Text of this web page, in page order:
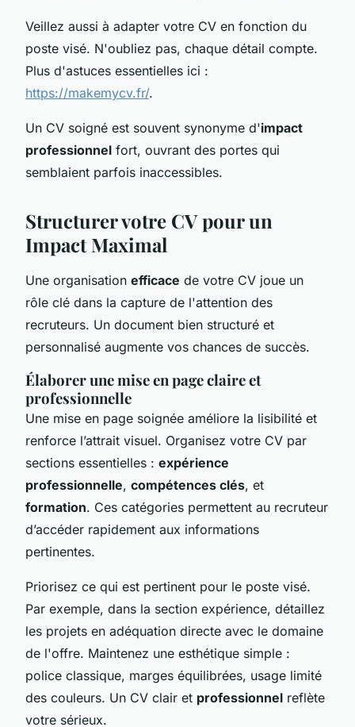
Veillez aussi à adapter votre CV en fonction du
poste visé. N'oubliez pas, chaque détail compte.
Plus d'astuces essentielles ici :
https://makemycv.fr/.
Un CV soigné est souvent synonyme d'impact
professionnel fort, ouvrant des portes qui
semblaient parfois inaccessibles.
Structurer votre CV pour un
Impact Maximal
Une organisation efficace de votre CV joue un
rôle clé dans la capture de l'attention des
recruteurs. Un document bien structuré et
personnalisé augmente vos chances de succès.
Élaborer une mise en page claire et
professionnelle
Une mise en page soignée améliore la lisibilité et
renforce l’attrait visuel. Organisez votre CV par
sections essentielles : expérience
professionnelle, compétences clés, et
formation. Ces catégories permettent au recruteur
d’accéder rapidement aux informations
pertinentes.
Priorisez ce qui est pertinent pour le poste visé.
Par exemple, dans la section expérience, détaillez
les projets en adéquation directe avec le domaine
de l'offre. Maintenez une esthétique simple :
police classique, marges équilibrées, usage limité
des couleurs. Un CV clair et professionnel reflète
votre sérieux.